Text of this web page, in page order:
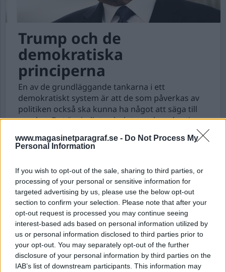
www.magasinetparagraf.se - Do Not Process My
Personal Information
If you wish to opt-out of the sale, sharing to third parties, or
processing of your personal or sensitive information for
targeted advertising by us, please use the below opt-out
section to confirm your selection. Please note that after your
opt-out request is processed you may continue seeing
interest-based ads based on personal information utilized by
us or personal information disclosed to third parties prior to
your opt-out. You may separately opt-out of the further
disclosure of your personal information by third parties on the
IAB’s list of downstream participants. This information may
Trump och de
demokratiska
principerna
En av de grundläggande tankarna i ett
demokratiskt system är att de som påverkas av
politiken också ska kunna ha något att säga till
om den. Det är rimligt och det ger demokratin
och politiska beslut den legitimitet som krävs för
att vi människor ska acceptera besluten, även när
kanske besluten går vår väg.